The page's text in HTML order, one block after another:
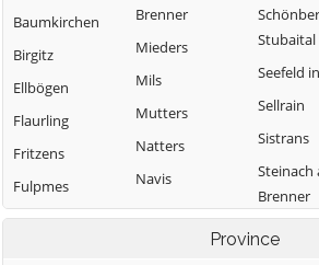
Baumkirchen
Birgitz
Ellbögen
Flaurling
Fritzens
Fulpmes
Gnadenwald
Brenner
Mieders
Mils
Mutters
Natters
Navis
Neustift im
Stubaital
Seefeld
Sellrain
Sistrans
Steinach
Brenner
Province